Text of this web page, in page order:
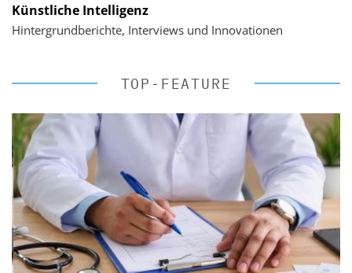
Künstliche Intelligenz
Hintergrundberichte, Interviews und Innovationen
TOP-FEATURE